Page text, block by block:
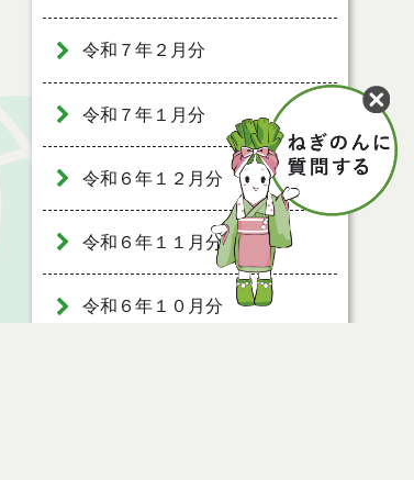
令和７年２月分
令和７年１月分
令和６年１２月分
令和６年１１月分
令和６年１０月分